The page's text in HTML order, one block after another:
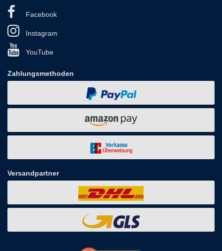
Facebook
Instagram
YouTube
Zahlungsmethoden
Versandpartner